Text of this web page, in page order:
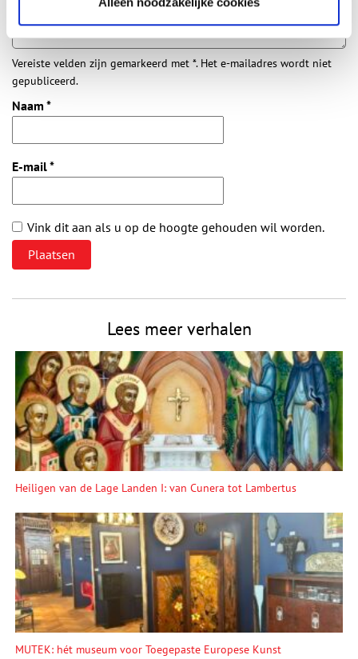
Vereiste velden zijn gemarkeerd met *. Het e-mailadres wordt niet
gepubliceerd.
Naam *
E-mail*
Vink dit aan als u op de hoogte gehouden wil worden.
Lees meer verhalen
Heiligen van de Lage Landen I: van Cunera tot Lambertus
MUTEK: hét museum voor Toegepaste Europese Kunst